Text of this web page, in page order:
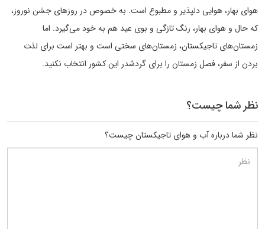
هوای بهار، هوایی دلپذیر و مطبوع است. به خصوص در روزهای جشن نوروز،
که حال و هوای بهار، رنگ تازگی و بوی عید هم به خود می‌گیرد. اما
زمستان‌های تاجیکستان، زمستان‌های سختی است و بهتر است برای لذت
بردن از سفر، فصل زمستان را برای گردشدر این کشور انتخاب نکنید.
نظر شما چیست؟
نظر شما درباره آب و هوای تاجیکستان چیست؟